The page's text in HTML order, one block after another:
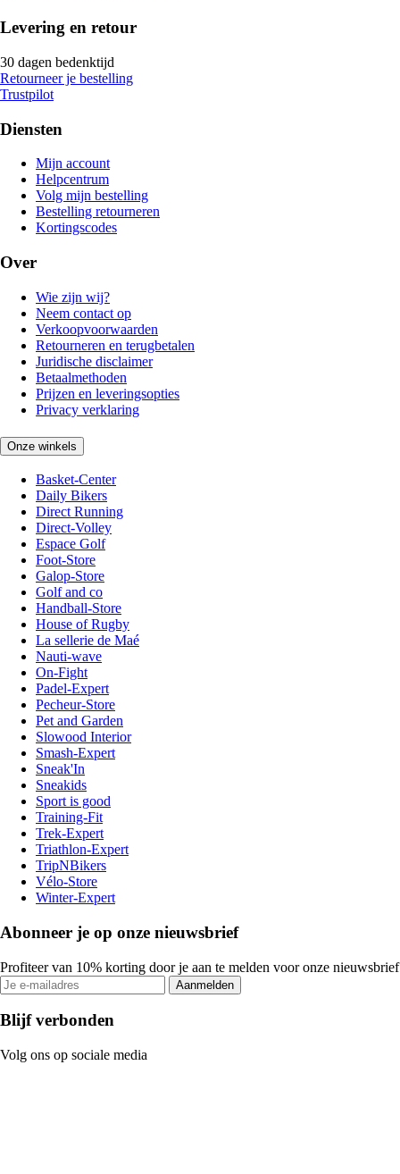
Levering en retour
30 dagen bedenktijd
Retourneer je bestelling
Trustpilot
Diensten
Mijn account
Helpcentrum
Volg mijn bestelling
Bestelling retourneren
Kortingscodes
Over
Wie zijn wij?
Neem contact op
Verkoopvoorwaarden
Retourneren en terugbetalen
Juridische disclaimer
Betaalmethoden
Prijzen en leveringsopties
Privacy verklaring
Onze winkels
Basket-Center
Daily Bikers
Direct Running
Direct-Volley
Espace Golf
Foot-Store
Galop-Store
Golf and co
Handball-Store
House of Rugby
La sellerie de Maé
Nauti-wave
On-Fight
Padel-Expert
Pecheur-Store
Pet and Garden
Slowood Interior
Smash-Expert
Sneak'In
Sneakids
Sport is good
Training-Fit
Trek-Expert
Triathlon-Expert
TripNBikers
Vélo-Store
Winter-Expert
Abonneer je op onze nieuwsbrief
Profiteer van 10% korting door je aan te melden voor onze nieuwsbrief
Aanmelden
Blijf verbonden
Volg ons op sociale media